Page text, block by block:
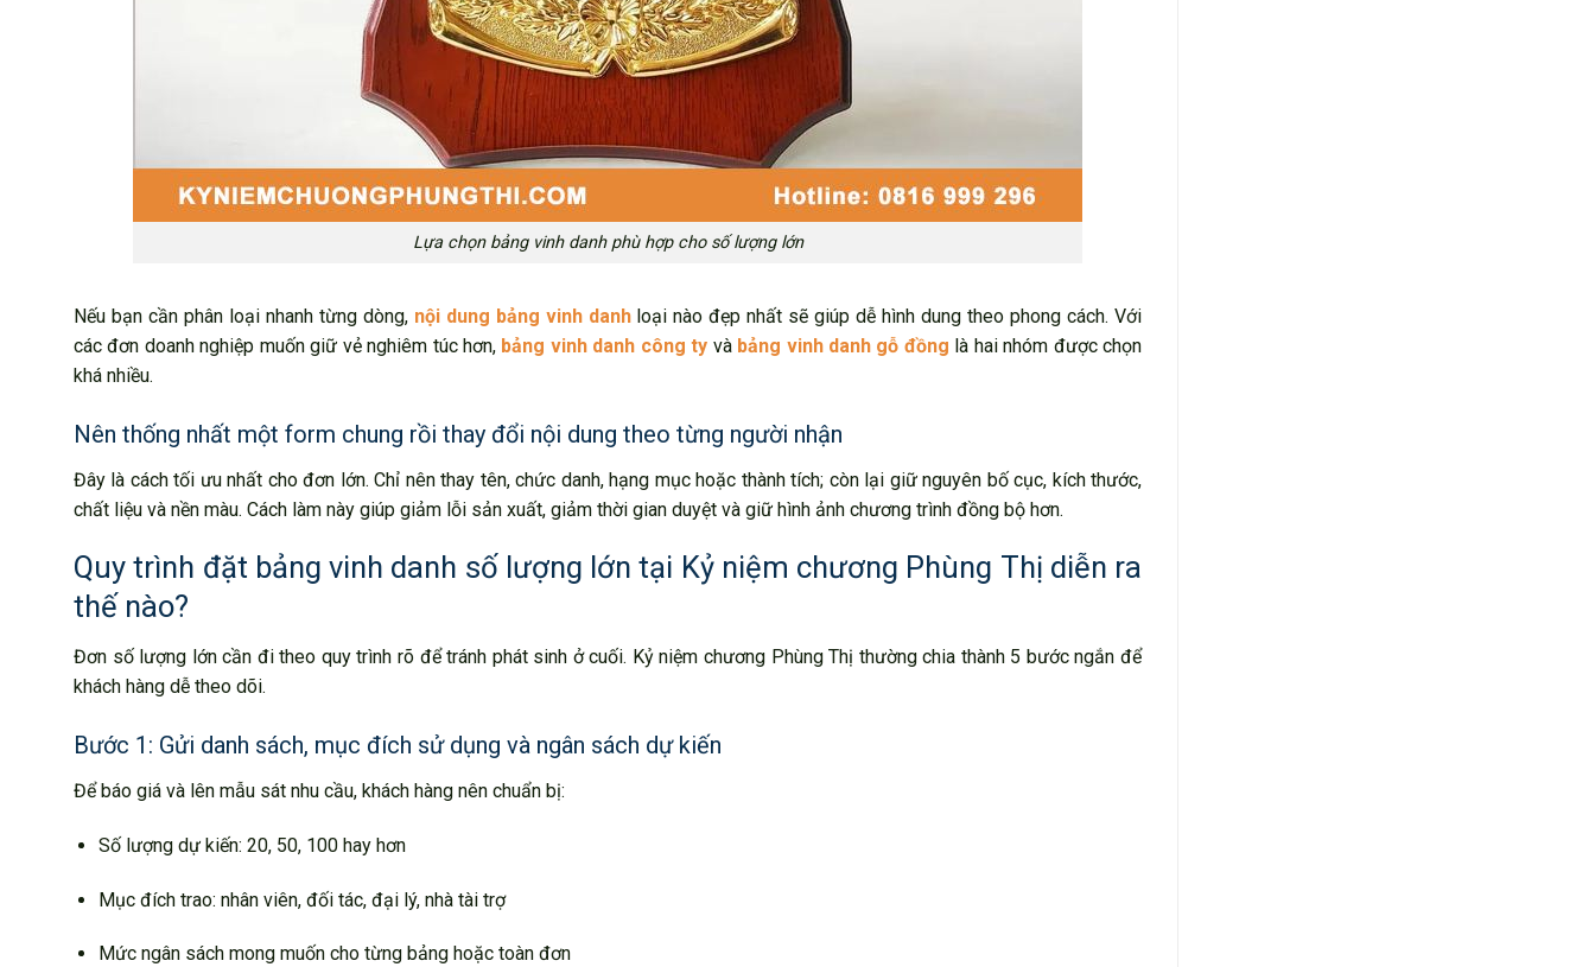
Lựa chọn bảng vinh danh phù hợp cho số lượng lớn
Nếu bạn cần phân loại nhanh từng dòng, nội dung bảng vinh danhloại nào đẹp nhất sẽ giúp dễ hình dung theo phong cách. Với
các đơn doanh nghiệp muốn giữ vẻ nghiêm túc hơn, bảng vinh danh công ty và bảng vinh danh gỗ đồng là hai nhóm được chọn
khá nhiều.
Nên thống nhất một form chung rồi thay đổi nội dung theo từng người nhận
Đây là cách tối ưu nhất cho đơn lớn. Chỉ nên thay tên, chức danh, hạng mục hoặc thành tích; còn lại giữ nguyên bố cục, kích thước,
chất liệu và nền màu. Cách làm này giúp giảm lỗi sản xuất, giảm thời gian duyệt và giữ hình ảnh chương trình đồng bộ hơn.
Quy trình đặt bảng vinh danh số lượng lớn tại Kỷ niệm chương Phùng Thị diễn ra
thế nào?
Đơn số lượng lớn cần đi theo quy trình rõ để tránh phát sinh ở cuối. Kỷ niệm chương Phùng Thị thường chia thành 5 bước ngắn để
khách hàng dễ theo dõi.
Bước 1: Gửi danh sách, mục đích sử dụng và ngân sách dự kiến
Để báo giá và lên mẫu sát nhu cầu, khách hàng nên chuẩn bị:
Số lượng dự kiến: 20, 50, 100 hay hơn
Mục đích trao: nhân viên, đối tác, đại lý, nhà tài trợ
Mức ngân sách mong muốn cho từng bảng hoặc toàn đơn